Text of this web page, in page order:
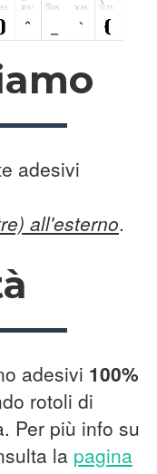
adesivi
all'esterno.
adesivi 100%
rotoli di
Per più info su
la pagina